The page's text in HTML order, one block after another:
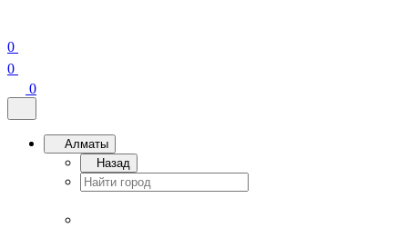
0
0
0
Алматы
Назад